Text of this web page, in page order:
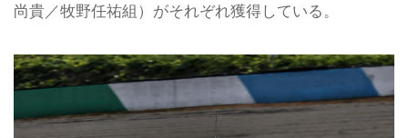
尚貴／牧野任祐組）がそれぞれ獲得している。